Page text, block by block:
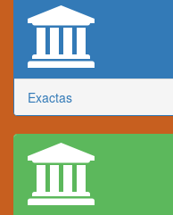
Exactas